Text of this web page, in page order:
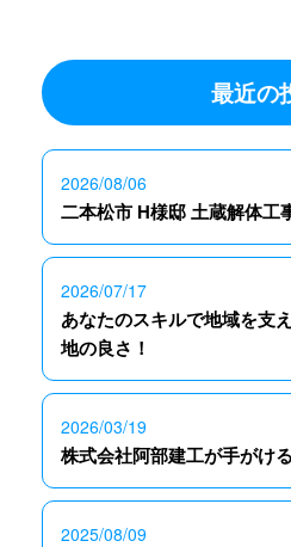
最近の
2026/08/06
二本松市 H様邸 土蔵解体工
2026/07/17
あなたのスキルで地域を支
地の良さ！
2026/03/19
株式会社阿部建工が手がけ
2025/08/09